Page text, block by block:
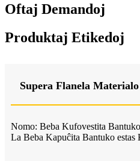
Oftaj Demandoj
Produktaj Etikedoj
Supera Flanela Materialo
Nomo: Beba Kufovestita Bantuko
La Beba Kapuĉita Bantuko estas